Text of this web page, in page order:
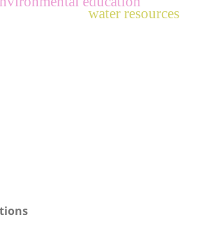
water resources